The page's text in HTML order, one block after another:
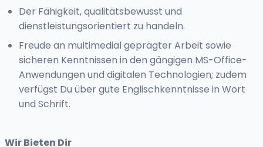
Der Fähigkeit, qualitätsbewusst und
dienstleistungsorientiert zu handeln.
Freude an multimedial geprägter Arbeit sowie
sicheren Kenntnissen in den gängigen MS-Office-
Anwendungen und digitalen Technologien; zudem
verfügst Du über gute Englischkenntnisse in Wort
und Schrift.
Wir Bieten Dir